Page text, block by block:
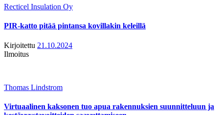
Recticel Insulation Oy
PIR-katto pitää pintansa kovillakin keleillä
Kirjoitettu 21.10.2024
Ilmoitus
Thomas Lindstrom
Virtuaalinen kaksonen tuo apua rakennuksien suunnitteluun ja